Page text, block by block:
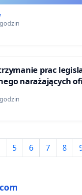
prac
prawa rodzinnego
5 6 7 8